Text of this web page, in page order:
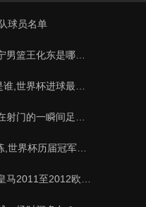
球员名单
王化东是哪里人？
球最多的球员是谁？
足球的速度有多快？？
历届冠军球队教练
至2012欧冠赛程&nbs